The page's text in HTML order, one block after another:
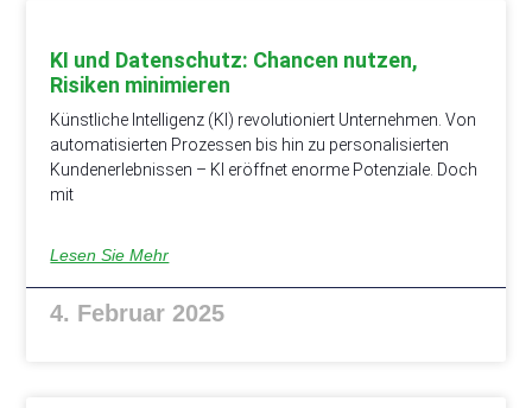
KI und Datenschutz: Chancen nutzen,
Risiken minimieren
Künstliche Intelligenz (KI) revolutioniert Unternehmen. Von
automatisierten Prozessen bis hin zu personalisierten
Kundenerlebnissen – KI eröffnet enorme Potenziale. Doch
mit
Lesen Sie Mehr
4. Februar 2025